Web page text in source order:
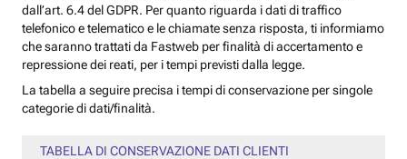
dall’art. 6.4 del GDPR. Per quanto riguarda i dati di traffico
telefonico e telematico e le chiamate senza risposta, ti informiamo
che saranno trattati da Fastweb per finalità di accertamento e
repressione dei reati, per i tempi previsti dalla legge.
La tabella a seguire precisa i tempi di conservazione per singole
categorie di dati/finalità.
TABELLA DI CONSERVAZIONE DATI CLIENTI